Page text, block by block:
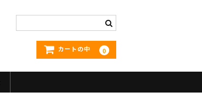
カートの中 0